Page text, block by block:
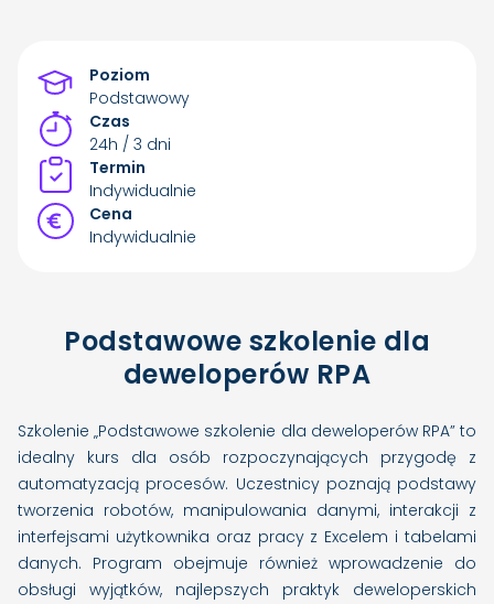
Poziom
Podstawowy
Czas
24h / 3 dni
Termin
Indywidualnie
Cena
Indywidualnie
Podstawowe szkolenie dla
deweloperów RPA
Szkolenie „Podstawowe szkolenie dla deweloperów RPA” to
idealny kurs dla osób rozpoczynających przygodę z
automatyzacją procesów. Uczestnicy poznają podstawy
tworzenia robotów, manipulowania danymi, interakcji z
interfejsami użytkownika oraz pracy z Excelem i tabelami
danych. Program obejmuje również wprowadzenie do
obsługi wyjątków, najlepszych praktyk deweloperskich